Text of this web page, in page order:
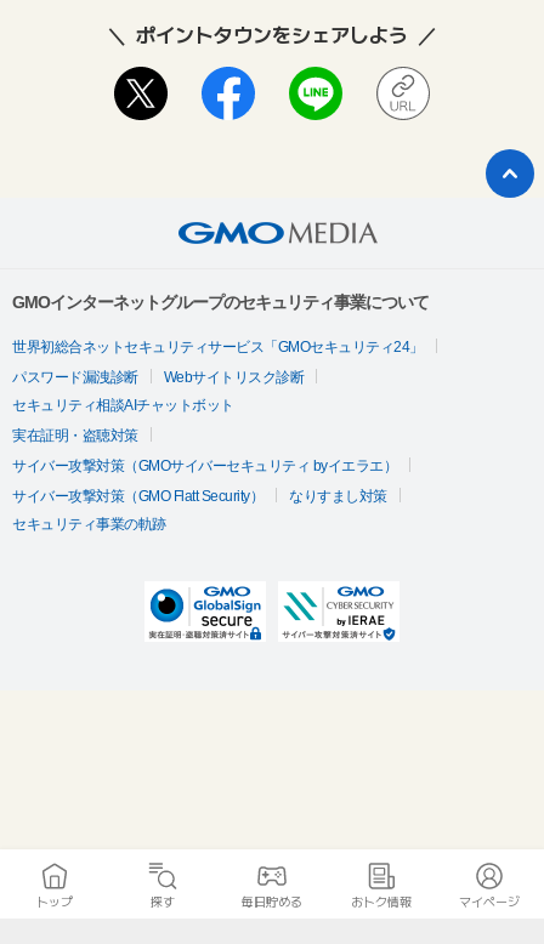
※ポイントに関するお問い合わせは、
ポイントタウンのサポート
までお問い合わせください。ポイントについて、広告主に直接
お問い合わせをした場合、ポイント獲得対象外となる場合がご
ポイントタウンをシェアしよう
GMOインターネットグループのセキュリティ事業について
世界初総合ネットセキュリティサービス「GMOセキュリティ24」
パスワード漏洩診断
Webサイトリスク診断
セキュリティ相談AIチャットボット
実在証明・盗聴対策
サイバー攻撃対策（GMOサイバーセキュリティ byイエラエ）
サイバー攻撃対策（GMO Flatt Security）
なりすまし対策
セキュリティ事業の軌跡
トップ 探す 毎日貯める おトク情報 マイページ